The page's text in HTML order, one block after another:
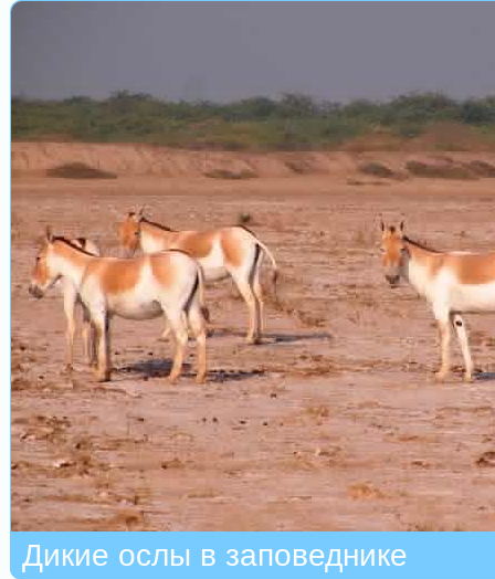
Дикие ослы в заповеднике